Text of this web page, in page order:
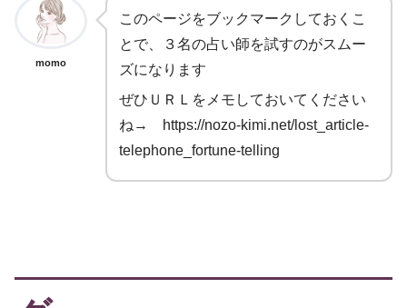
momo
このページをブックマークしておくこ
とで、３名の占い師を試すのがスムー
ズになります
ぜひＵＲＬをメモしておいてください
ね→ https://nozo-kimi.net/lost_article-
telephone_fortune-telling